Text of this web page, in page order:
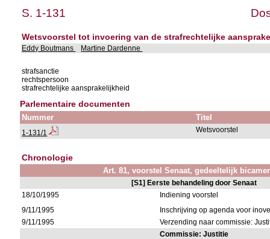
S. 1-131
Wetsvoorstel tot invoering van de strafrechtelijke
Eddy Boutmans Martine Dardenne
strafsanctie
rechtspersoon
strafrechtelijke aansprakelijkheid
Parlementaire documenten
Nummer Titel
1-131/1 Wetsvoorstel
Chronologie
Art. 81, voorstel Senaat, gedeeltelijk
[S1] Eerste behandeling door Senaat
18/10/1995
Indiening voorstel
9/11/1995
Inschrijving op agenda voor
9/11/1995
Verzending naar commissie:
Commissie: Justitie